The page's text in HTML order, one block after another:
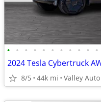
• • • • • • • • • • •
8/5 44k mi Valley